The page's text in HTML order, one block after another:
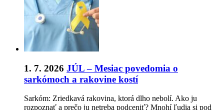
1. 7. 2026 JÚL – Mesiac povedomia o
sarkómoch a rakovine kostí
Sarkóm: Zriedkavá rakovina, ktorá dlho nebolí. Ako ju
rozpoznať a prečo ju netreba podceniť? Mnohí ľudia si pod